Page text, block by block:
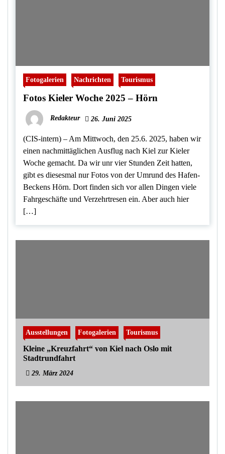
Fotogalerien Nachrichten Tourismus
Fotos Kieler Woche 2025 – Hörn
Redakteur 26. Juni 2025
(CIS-intern) – Am Mittwoch, den 25.6. 2025, haben wir
einen nachmittäglichen Ausflug nach Kiel zur Kieler
Woche gemacht. Da wir unr vier Stunden Zeit hatten,
gibt es diesesmal nur Fotos von der Umrund des Hafen-
Beckens Hörn. Dort finden sich vor allen Dingen viele
Fahrgeschäfte und Verzehrtresen ein. Aber auch hier
[…]
Ausstellungen Fotogalerien Tourismus
Kleine „Kreuzfahrt“ von Kiel nach Oslo mit
Stadtrundfahrt
29. März 2024